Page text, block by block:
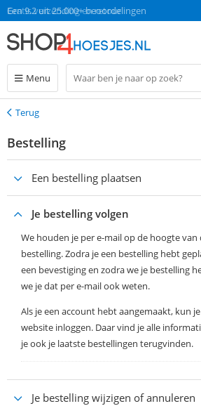
Gratis verzending en retour
Een 9.2 uit 25.000+ beoordelingen
Menu
Terug
Terug
Bestelling
Een bestelling plaatsen
Je bestelling volgen
We houden je per e-mail op de hoogte
bestelling. Zodra je een bestelling hebt
een bevestiging en zodra we je bestelling
we je dat per e-mail ook weten.
Als je een account hebt aangemaakt, kun
website inloggen. Daar vind je alle
je ook je laatste bestellingen terugvinden.
Je bestelling wijzigen of annuleren